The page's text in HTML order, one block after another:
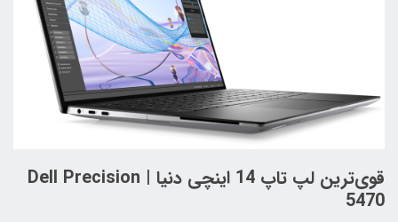
قوی‌ترین لپ تاپ 14 اینچی دنیا | Dell Precision
5470